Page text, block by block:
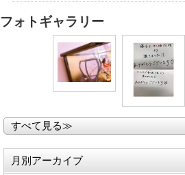
フォトギャラリー
すべて見る≫
月別アーカイブ